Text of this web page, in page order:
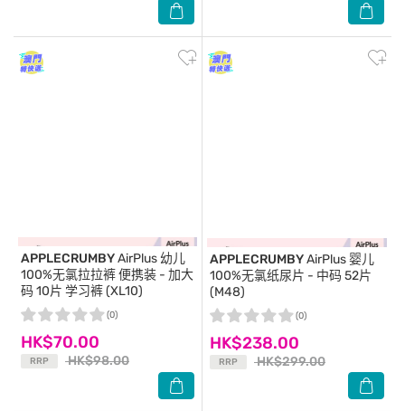
APPLECRUMBYAirPlus 幼儿
100%无氯拉拉裤 便携装 - 加大
码 10片 学习裤 (XL10)
HK$70.00
RRP HK$98.00
(0)
APPLECRUMBYAirPlus 婴儿
100%无氯纸尿片 - 中码 52片
(M48)
HK$238.00
RRP HK$299.00
(0)